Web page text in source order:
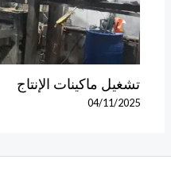
تشغيل ماكينات الإنتاج
04/11/2025